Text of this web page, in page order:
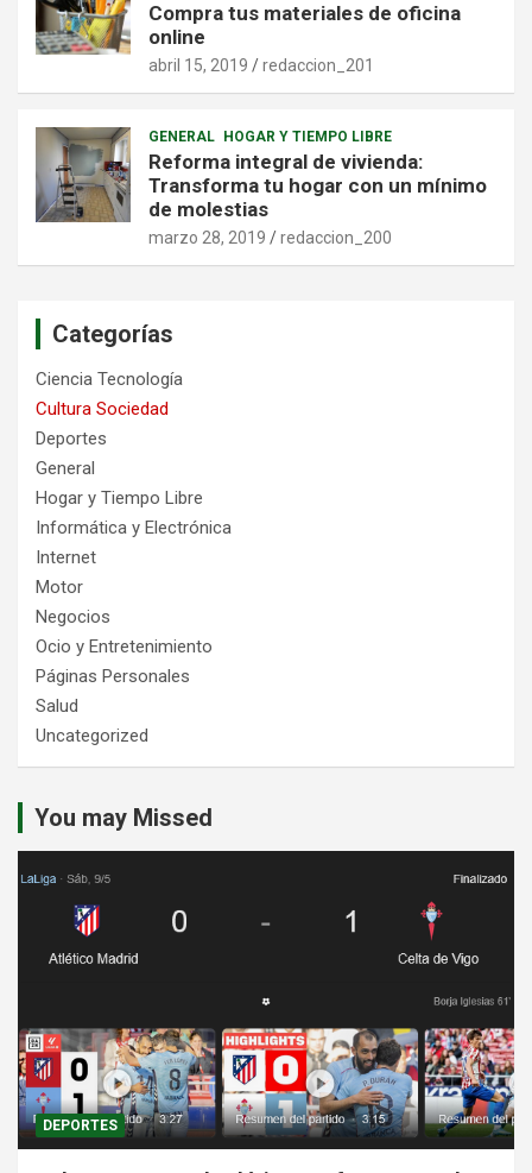
Compra tus materiales de oficina
online
abril 15, 2019 redaccion_201
GENERAL HOGAR Y TIEMPO LIBRE
Reforma integral de vivienda:
Transforma tu hogar con un mínimo
de molestias
marzo 28, 2019 redaccion_200
Categorías
Ciencia Tecnología
Cultura Sociedad
Deportes
General
Hogar y Tiempo Libre
Informática y Electrónica
Internet
Motor
Negocios
Ocio y Entretenimiento
Páginas Personales
Salud
Uncategorized
You may Missed
DEPORTES